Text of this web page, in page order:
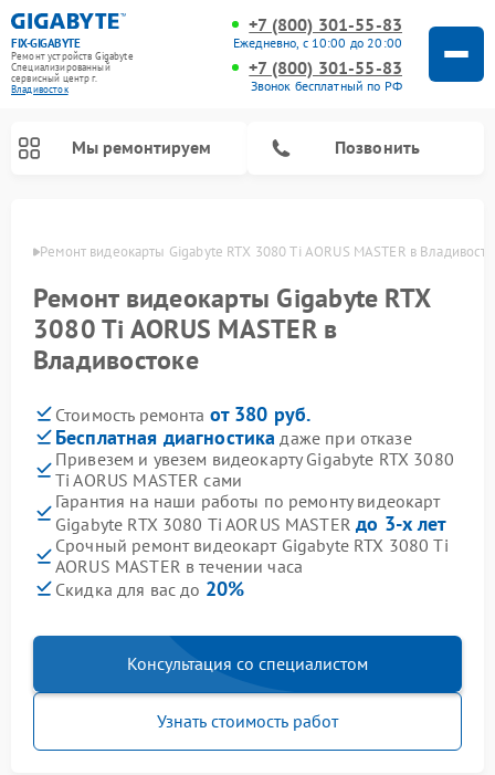
FIX-GIGABYTE
Ремонт устройств Gigabyte
Специализированный
cервисный центр г.
Владивосток
+7 (800) 301-55-83
Ежедневно, с 10:00 до 20:00
+7 (800) 301-55-83
Звонок бесплатный по РФ
Мы ремонтируем Позвонить
Ремонт видеокарты Gigabyte RTX 3080 Ti AORUS MASTER в
Ремонт видеокарты Gigabyte RTX
3080 Ti AORUS MASTER в
Владивостоке
Стоимость ремонта от 380 руб.
Бесплатная диагностика даже при отказе
Привезем и увезем видеокарту Gigabyte RTX 3080
Ti AORUS MASTER сами
Гарантия на наши работы по ремонту видеокарт
Gigabyte RTX 3080 Ti AORUS MASTERдо 3-х лет
Срочный ремонт видеокарт Gigabyte RTX 3080 Ti
AORUS MASTER в течении часа
Скидка для вас до 20%
Консультация со специалистом
Узнать стоимость работ